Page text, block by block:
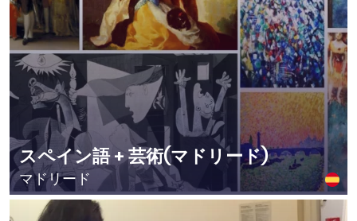
スペイン語 + 芸術(マドリード)
マドリード